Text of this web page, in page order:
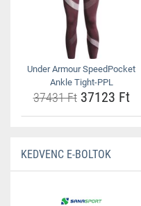
Under Armour SpeedPocket
Ankle Tight-PPL
37431 Ft37123 Ft
KEDVENC E-BOLTOK